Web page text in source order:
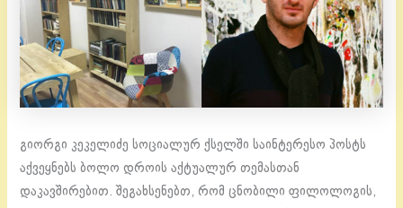
გიორგი კეკელიძე სოციალურ ქსელში საინტერესო პოსტს
აქვეყნებს ბოლო დროის აქტუალურ თემასთან
დაკავშირებით. შეგახსენებთ, რომ ცნობილი ფილოლოგის,